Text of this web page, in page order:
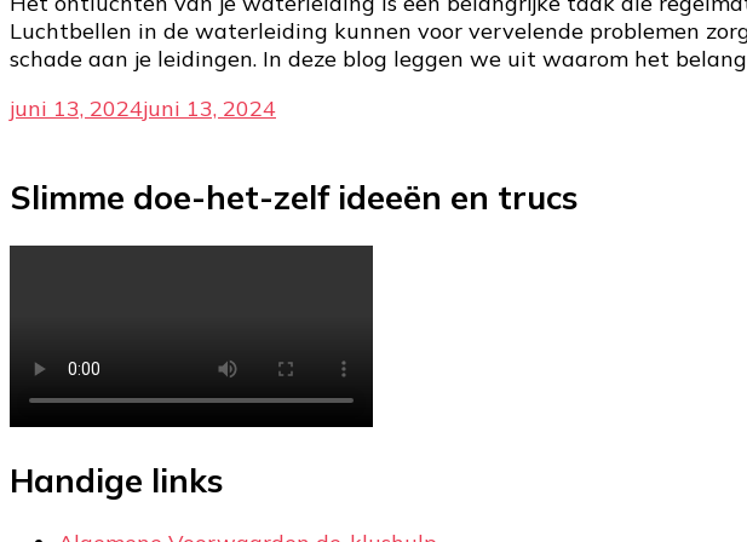
Luchtbellen in de waterleiding kunnen voor vervelende problemen
schade aan je leidingen. In deze blog leggen we uit waarom het
juni 13, 2024juni 13, 2024
Slimme doe-het-zelf ideeën en trucs
Handige links